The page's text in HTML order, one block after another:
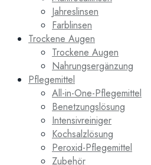
Jahreslinsen
Farblinsen
Trockene Augen
Trockene Augen
Nahrungsergänzung
Pflegemittel
All-in-One-Pflegemittel
Benetzungslösung
Intensivreiniger
Kochsalzlösung
Peroxid-Pflegemittel
Zubehör